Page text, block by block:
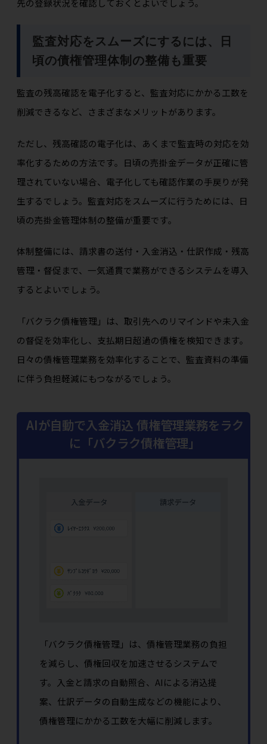
先の登録状況を確認しておくとよいでしょう。
監査対応をスムーズにするには、日
頃の債権管理体制の整備も重要
監査の残高確認を電子化すると、監査対応にかかる工数を
削減できるなど、さまざまなメリットがあります。
ただし、残高確認の電子化は、あくまで監査時の対応を効
率化するための方法です。日頃の売掛金データが正確に管
理されていない場合、電子化しても確認作業の手戻りが発
生するでしょう。監査対応をスムーズに行うためには、日
頃の売掛金管理体制の整備が重要です。
体制整備には、請求書の送付・入金消込・仕訳作成・残高
管理・督促まで、一気通貫で業務ができるシステムを導入
するとよいでしょう。
「バクラク債権管理」は、取引先へのリマインドや未入金
の督促を効率化し、支払期日超過の債権を検知できます。
日々の債権管理業務を効率化することで、監査資料の準備
に伴う負担軽減にもつながるでしょう。
AIが自動で入金消込 債権管理業務をラク
に「バクラク債権管理」
「バクラク債権管理」は、債権管理業務の負担
を減らし、債権回収を加速させるシステムで
す。入金と請求の自動照合、AIによる消込提
案、仕訳データの自動生成などの機能により、
債権管理にかかる工数を大幅に削減します。